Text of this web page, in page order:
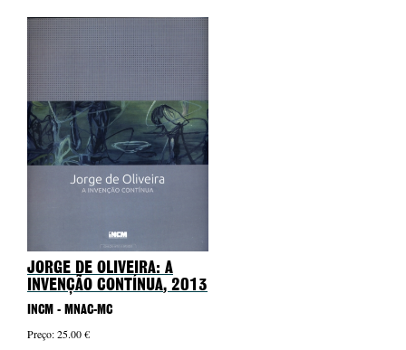
JORGE DE OLIVEIRA: A
INVENÇÃO CONTÍNUA, 2013
INCM - MNAC-MC
Preço: 25.00 €